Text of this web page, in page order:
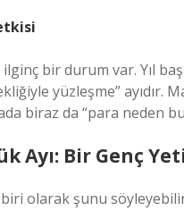
bir durum var. Yıl
yüzleşme” ayıdır.
biraz da “para neden
Ayı: Bir Genç
biri olarak şunu